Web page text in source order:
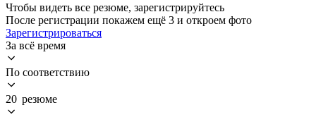
Чтобы видеть все резюме, зарегистрируйтесь
После регистрации покажем ещё 3 и откроем фото
Зарегистрироваться
За всё время
По соответствию
20 резюме